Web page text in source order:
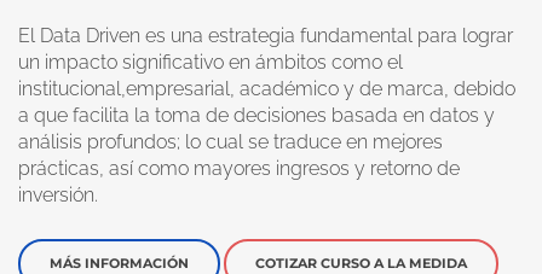
El Data Driven es una estrategia fundamental para lograr
un impacto significativo en ámbitos como el
institucional,empresarial, académico y de marca, debido
a que facilita la toma de decisiones basada en datos y
análisis profundos; lo cual se traduce en mejores
prácticas, así como mayores ingresos y retorno de
inversión.
MÁS INFORMACIÓN COTIZAR CURSO A LA MEDIDA